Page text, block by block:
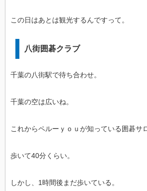
この日はあとは観光するんですって。
八街囲碁クラブ
千葉の八街駅で待ち合わせ。
千葉の空は広いね。
これからペルーｙｏｕが知っている囲碁サ
歩いて40分くらい。
しかし、1時間後まだ歩いている。